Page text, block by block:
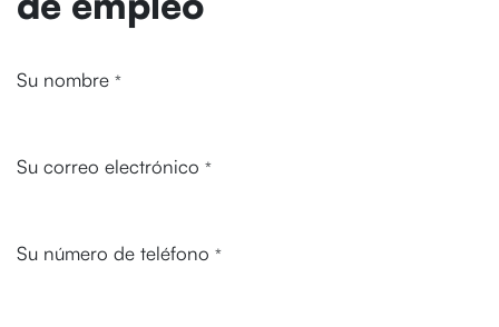
Su nombre *
Su correo electrónico *
Su número de teléfono *